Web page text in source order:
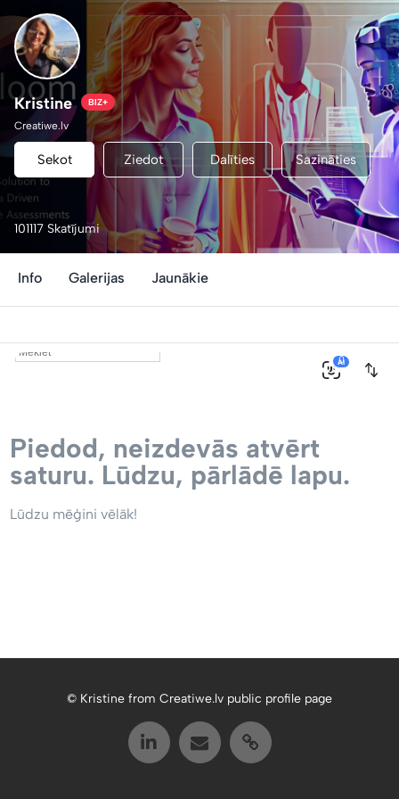
Kristine BIZ+
Creatiwe.lv
Sekot Ziedot Dalīties Sazināties
101117 Skatījumi
Info Galerijas Jaunākie
0
AI
Piedod, neizdevās atvērt
saturu. Lūdzu, pārlādē lapu.
Lūdzu mēģini vēlāk!
© Kristine from Creatiwe.lv public profile page